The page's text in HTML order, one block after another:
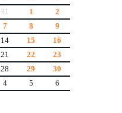
31 1
2
7 8
9
14 15
16
21 22
23
28 29
30
4 5 6